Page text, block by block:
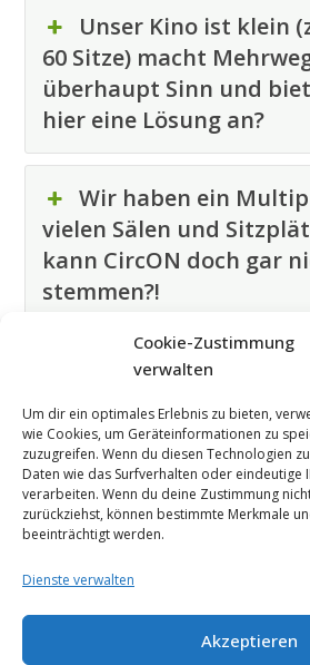
Cookie-Zustimmung
verwalten
Um dir ein optimales Erlebnis zu bieten,
wie Cookies, um Geräteinformationen zu
zuzugreifen. Wenn du diesen Technologien
Daten wie das Surfverhalten oder eindeutige
verarbeiten. Wenn du deine Zustimmung
zurückziehst, können bestimmte Merkmale
beeinträchtigt werden.
Dienste verwalten
Akzeptieren
Unser Kino ist klein
60 Sitze) macht
überhaupt Sinn und
hier eine Lösung an?
Wir haben ein
vielen Sälen und
kann CircON doch gar
stemmen?!
Noch mehr Fragen? Hier
CircON – Mehrweglösungen
Datenschutzerklärung